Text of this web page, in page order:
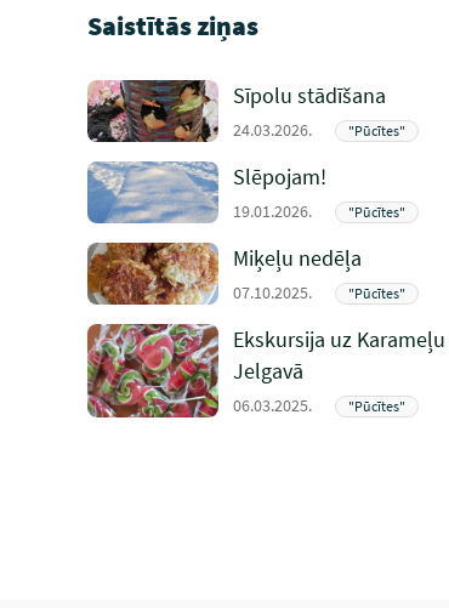
Saistītās ziņas
Sīpolu stādīšana
24.03.2026. "Pūcītes"
Slēpojam!
19.01.2026. "Pūcītes"
Miķeļu nedēļa
07.10.2025. "Pūcītes"
Ekskursija uz
Jelgavā
06.03.2025. "Pūcītes"